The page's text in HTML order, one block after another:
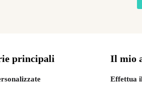
principali Il mio
Effettua